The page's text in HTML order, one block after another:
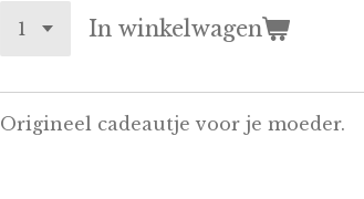
In winkelwagen
Origineel cadeautje voor je moeder.